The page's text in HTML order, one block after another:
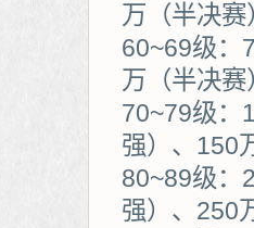
万（半决
60~69级：
万（半决
70~79级：
强）、150
80~89级：
强）、250